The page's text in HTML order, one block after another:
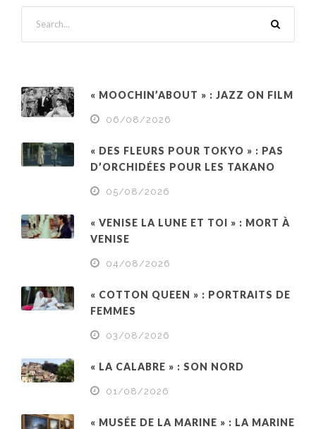
« MOOCHIN’ABOUT » : JAZZ ON FILM
06/08/2026
« DES FLEURS POUR TOKYO » : PAS
D’ORCHIDÉES POUR LES TAKANO
05/08/2026
« VENISE LA LUNE ET TOI » : MORT À
VENISE
04/08/2026
« COTTON QUEEN » : PORTRAITS DE
FEMMES
03/08/2026
« LA CALABRE » : SON NORD
01/08/2026
« MUSÉE DE LA MARINE » : LA MARINE